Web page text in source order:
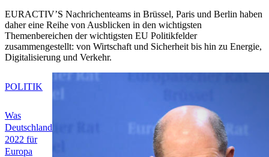
EURACTIV’S Nachrichenteams in Brüssel, Paris und Berlin haben
daher eine Reihe von Ausblicken in den wichtigsten
Themenbereichen der wichtigsten EU Politikfelder
zusammengestellt: von Wirtschaft und Sicherheit bis hin zu Energie,
Digitalisierung und Verkehr.
Was
Deutschland
2022 für
Europa
POLITIK